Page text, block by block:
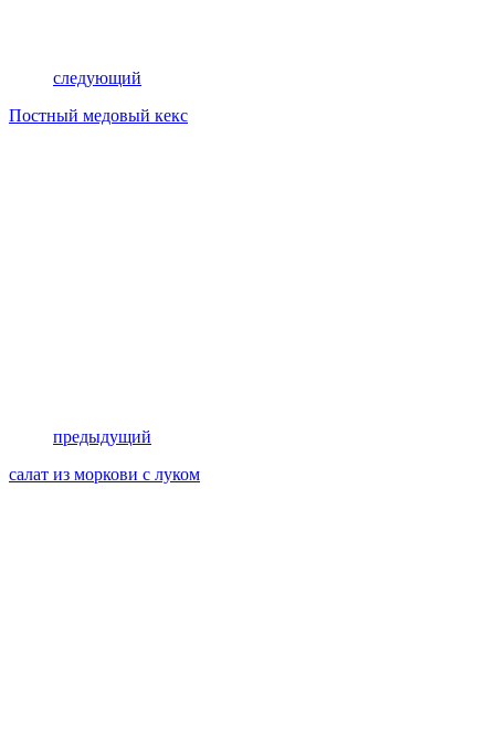
следующий
Постный медовый кекс
предыдущий
салат из моркови с луком